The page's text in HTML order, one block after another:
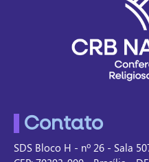
Contato
SDS Bloco H - nº 26 - Sala